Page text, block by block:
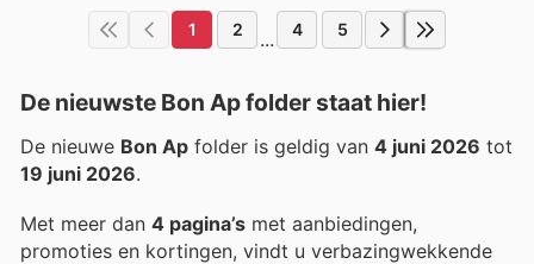
1 2 ... 4 5
De nieuwste Bon Ap folder staat hier!
De nieuwe Bon Ap folder is geldig van 4 juni 2026 tot
19 juni 2026.
Met meer dan 4 pagina’s met aanbiedingen,
promoties en kortingen, vindt u verbazingwekkende